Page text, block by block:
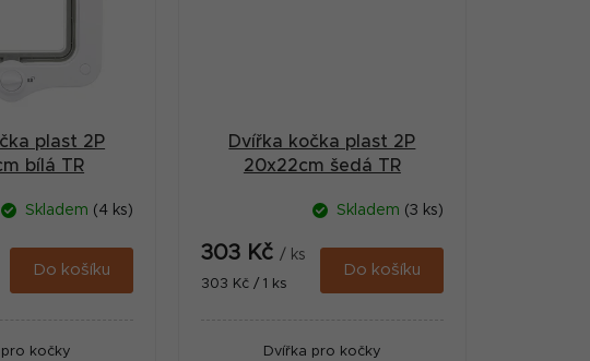
plast 2P
bílá TR
Skladem (4 ks)
Do košíku
pro kočky
Dvířka kočka plast 2P
20x22cm šedá TR
Skladem (3 ks)
303 Kč / ks
Měrná
303 Kč / 1 ks
Do košíku
Dvířka pro kočky